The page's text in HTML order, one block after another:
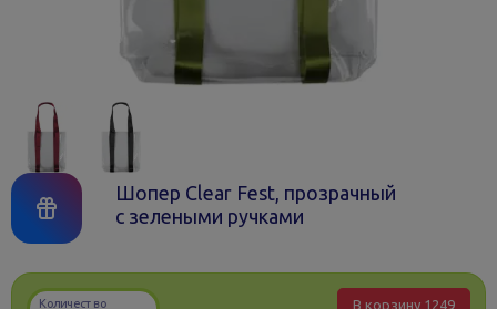
Шопер Clear Fest, прозрачный
с зелеными ручками
Количество В корзину 1249